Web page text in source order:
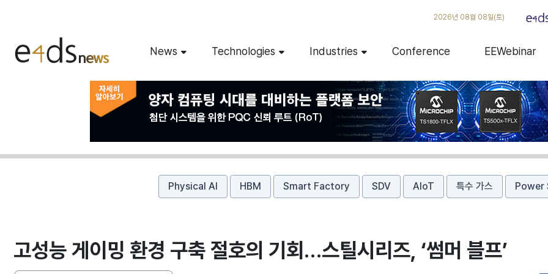
2026년 08월 08일(토)
News Technologies Industries Conference EEWebinar
Physical AI HBM Smart Factory SDV AIoT 특수 가스 Power
고성능 게이밍 환경 구축 절호의 기회…스틸시리즈, ‘썸머 블프’